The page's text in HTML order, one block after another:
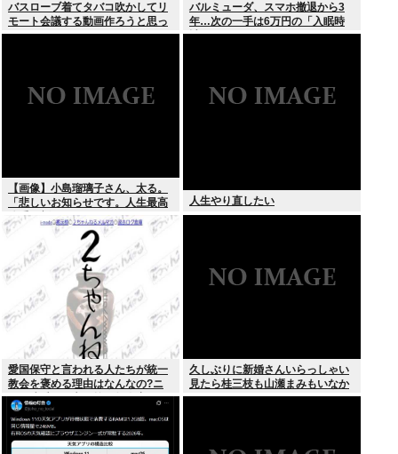
バスローブ着てタバコ吹かしてリ
モート会議する動画作ろうと思っ
てるんだが
バルミューダ、スマホ撤退から3
年…次の一手は6万円の「入眠時
計」
【画像】小島瑠璃子さん、太る。
「悲しいお知らせです。人生最高
体重更新しました！デニムがきつ
いw」
人生やり直したい
愛国保守と言われる人たちが統一
教会を褒める理由はなんなの?ニ
ュー速愛国保守は統一教会褒めて
る人が多い
久しぶりに新婚さんいらっしゃい
見たら桂三枝も山瀬まみもいなか
った